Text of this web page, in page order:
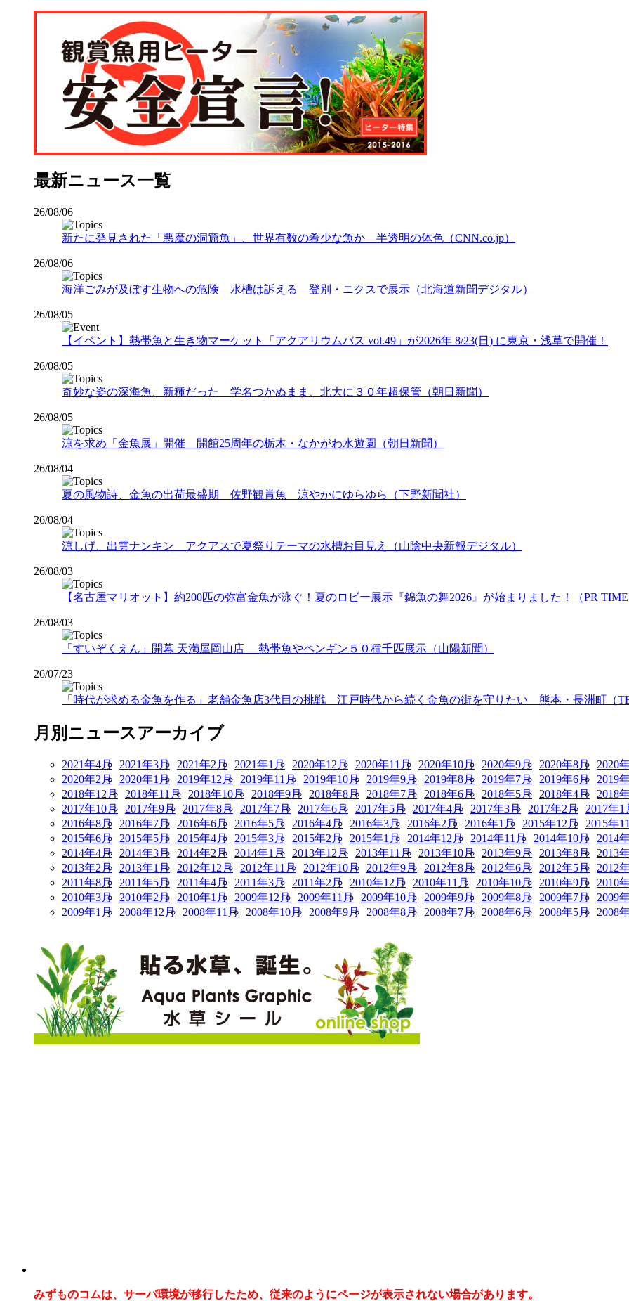
最新ニュース一覧
26/08/06
新たに発見された「悪魔の洞窟魚」、世界有数の希少な魚か 半透明の体色（CNN.co.jp）
26/08/06
海洋ごみが及ぼす生物への危険 水槽は訴える 登別・ニクスで展示（北海道新聞デジタル）
26/08/05
【イベント】熱帯魚と生き物マーケット「アクアリウムバス vol.49」が2026年 8/23(日) に東京・浅草で開催！
26/08/05
奇妙な姿の深海魚、新種だった 学名つかぬまま、北大に３０年超保管（朝日新聞）
26/08/05
涼を求め「金魚展」開催 開館25周年の栃木・なかがわ水遊園（朝日新聞）
26/08/04
夏の風物詩、金魚の出荷最盛期 佐野観賞魚 涼やかにゆらゆら（下野新聞社）
26/08/04
涼しげ、出雲ナンキン アクアスで夏祭りテーマの水槽お目見え（山陰中央新報デジタル）
26/08/03
【名古屋マリオット】約200匹の弥富金魚が泳ぐ！夏のロビー展示『錦魚の舞2026』が始まりました！（PR
26/08/03
「すいぞくえん」開幕 天満屋岡山店 熱帯魚やペンギン５０種千匹展示（山陽新聞）
26/07/23
「時代が求める金魚を作る」老舗金魚店3代目の挑戦 江戸時代から続く金魚の街を守りたい 熊本・長洲町（
月別ニュースアーカイブ
2021年4月 2021年3月 2021年2月 2021年1月 2020年12月 2020年11月 2020年10月 2020年9月 2020年8月 2020
2020年2月 2020年1月 2019年12月 2019年11月 2019年10月 2019年9月 2019年8月 2019年7月 2019年6月 2019
2018年12月 2018年11月 2018年10月 2018年9月 2018年8月 2018年7月 2018年6月 2018年5月 2018年4月 2018
2017年10月 2017年9月 2017年8月 2017年7月 2017年6月 2017年5月 2017年4月 2017年3月 2017年2月 2017年1
2016年8月 2016年7月 2016年6月 2016年5月 2016年4月 2016年3月 2016年2月 2016年1月 2015年12月 2015年
2015年6月 2015年5月 2015年4月 2015年3月 2015年2月 2015年1月 2014年12月 2014年11月 2014年10月 2014
2014年4月 2014年3月 2014年2月 2014年1月 2013年12月 2013年11月 2013年10月 2013年9月 2013年8月 2013
2013年2月 2013年1月 2012年12月 2012年11月 2012年10月 2012年9月 2012年8月 2012年6月 2012年5月 2012
2011年8月 2011年5月 2011年4月 2011年3月 2011年2月 2010年12月 2010年11月 2010年10月 2010年9月 2010
2010年3月 2010年2月 2010年1月 2009年12月 2009年11月 2009年10月 2009年9月 2009年8月 2009年7月 2009
2009年1月 2008年12月 2008年11月 2008年10月 2008年9月 2008年8月 2008年7月 2008年6月 2008年5月 2008
みずものコムは、サーバ環境が移行したため、従来のようにページが表示されない場合があります。